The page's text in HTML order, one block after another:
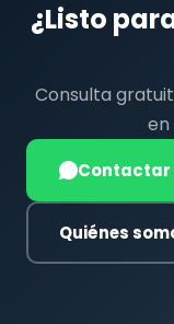
¿Listo
Consulta
en
Contactar
Quiénes